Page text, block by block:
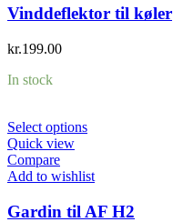
Vinddeflektor til køler
kr.199.00
In stock
Select options
Quick view
Compare
Add to wishlist
Gardin til AF H2